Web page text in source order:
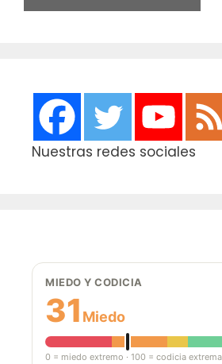
Nuestras redes sociales
MIEDO Y CODICIA
31 Miedo
0 = miedo extremo · 100 = codicia extrema